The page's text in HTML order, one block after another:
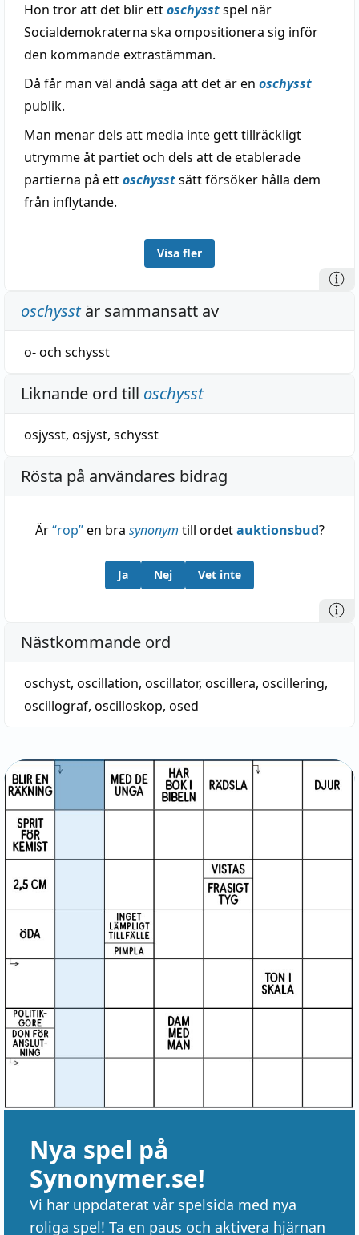
Hon tror att det blir ettoschysstspel när
Socialdemokraterna ska ompositionera sig inför
den kommande extrastämman.
Då får man väl ändå säga att det är en oschysst
publik.
Man menar dels att media inte gett tillräckligt
utrymme åt partiet och dels att de etablerade
partierna på ettoschysstsätt försöker hålla dem
från inflytande.
Visa fler
oschysstär sammansatt av
o-och schysst
Liknande ord till oschysst
osjysst, osjyst, schysst
Rösta på användares bidrag
Är“rop”en bra synonym till ordetauktionsbud?
Ja Nej Vet inte
Nästkommande ord
oschyst, oscillation, oscillator, oscillera, oscillering,
oscillograf, oscilloskop, osed
Nya spel på
Synonymer.se!
Vi har uppdaterat vår spelsida med nya
roliga spel! Ta en paus och aktivera hjärnan